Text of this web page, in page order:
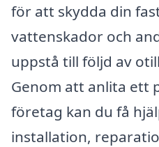
för att skydda din
vattenskador och
uppstå till följd av
Genom att anlita ett
företag kan du få
installation,